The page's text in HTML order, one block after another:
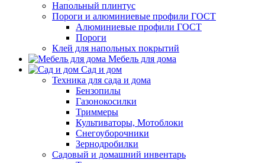
Напольный плинтус
Пороги и алюминиевые профили ГОСТ
Алюминиевые профили ГОСТ
Пороги
Клей для напольных покрытий
Мебель для дома
Сад и дом
Техника для сада и дома
Бензопилы
Газонокосилки
Триммеры
Культиваторы, Мотоблоки
Снегоуборочники
Зернодробилки
Садовый и домашний инвентарь